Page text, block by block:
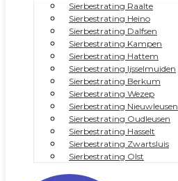
Sierbestrating Raalte
Sierbestrating Heino
Sierbestrating Dalfsen
Sierbestrating Kampen
Sierbestrating Hattem
Sierbestrating Ijsselmuiden
Sierbestrating Berkum
Sierbestrating Wezep
Sierbestrating Nieuwleusen
Sierbestrating Oudleusen
Sierbestrating Hasselt
Sierbestrating Zwartsluis
Sierbestrating Olst